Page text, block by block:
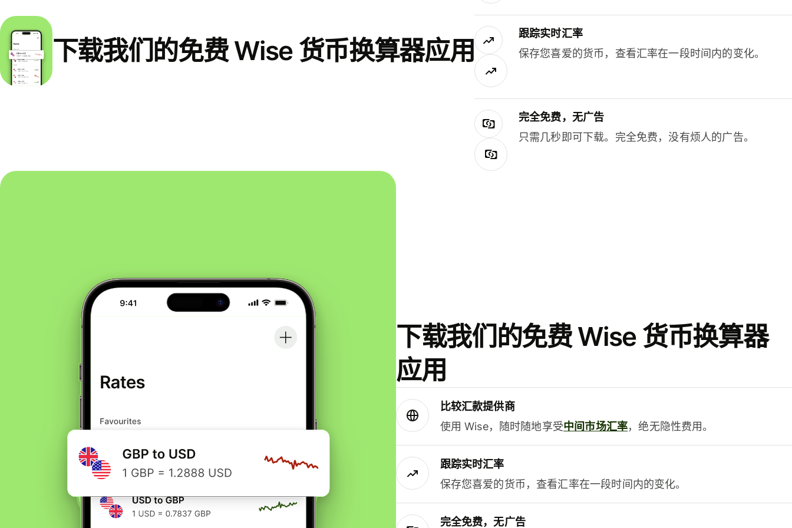
下载我们的免费 Wise 货币换算器应用
跟踪实时汇率
保存您喜爱的货币，查看汇率在一段时间内的变化。
完全免费，无广告
只需几秒即可下载。完全免费，没有烦人的广告。
下载我们的免费 Wise 货币换算器
应用
比较汇款提供商
使用 Wise，随时随地享受中间市场汇率，绝无隐性费用。
跟踪实时汇率
保存您喜爱的货币，查看汇率在一段时间内的变化。
完全免费，无广告